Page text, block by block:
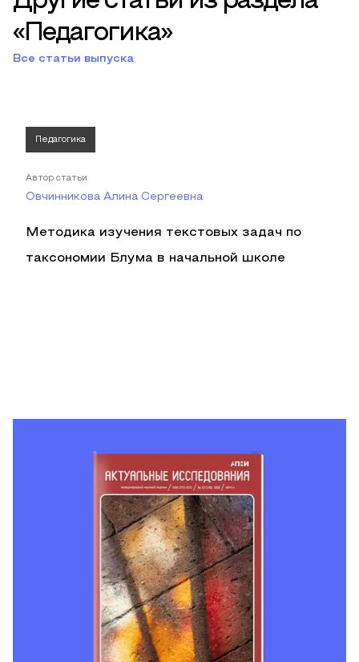
«Педагогика»
Все статьи выпуска
Педагогика
Автор статьи
Овчинникова Алина Сергеевна
Методика изучения текстовых задач по
таксономии Блума в начальной школе